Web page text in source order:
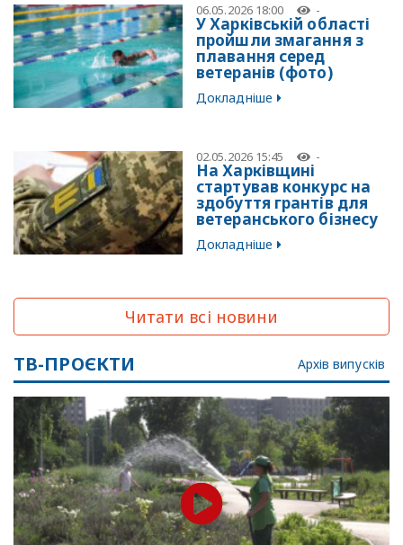
06.05.2026 18:00 -
У Харківській області
пройшли змагання з
плавання серед
ветеранів (фото)
Докладніше
02.05.2026 15:45 -
На Харківщині
стартував конкурс на
здобуття грантів для
ветеранського бізнесу
Докладніше
Читати всі новини
ТВ-ПРОЄКТИ Архів випусків